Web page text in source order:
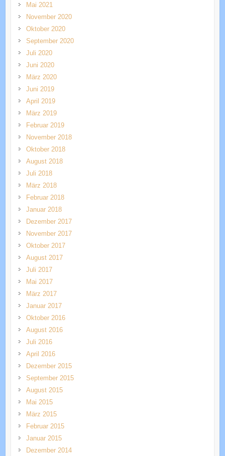
Mai 2021
November 2020
Oktober 2020
September 2020
Juli 2020
Juni 2020
März 2020
Juni 2019
April 2019
März 2019
Februar 2019
November 2018
Oktober 2018
August 2018
Juli 2018
März 2018
Februar 2018
Januar 2018
Dezember 2017
November 2017
Oktober 2017
August 2017
Juli 2017
Mai 2017
März 2017
Januar 2017
Oktober 2016
August 2016
Juli 2016
April 2016
Dezember 2015
September 2015
August 2015
Mai 2015
März 2015
Februar 2015
Januar 2015
Dezember 2014